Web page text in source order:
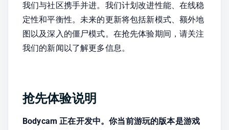
我们与社区携手并进。我们计划改进性能、在线稳
定性和平衡性。未来的更新将包括新模式、额外地
图以及深入的僵尸模式。在抢先体验期间，请关注
我们的新闻以了解更多信息。
抢先体验说明
Bodycam 正在开发中。你当前游玩的版本是游戏